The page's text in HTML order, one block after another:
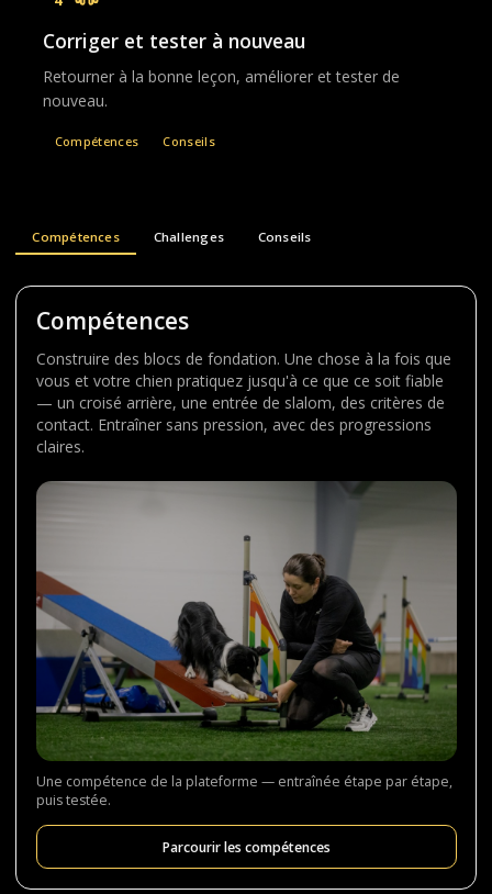
Corriger et tester à nouveau
Retourner à la bonne leçon, améliorer et tester de
nouveau.
Compétences Conseils
Compétences Challenges Conseils
Compétences
Construire des blocs de fondation. Une chose à la fois que
vous et votre chien pratiquez jusqu'à ce que ce soit fiable
— un croisé arrière, une entrée de slalom, des critères de
contact. Entraîner sans pression, avec des progressions
claires.
Une compétence de la plateforme — entraînée étape par étape,
puis testée.
Parcourir les compétences